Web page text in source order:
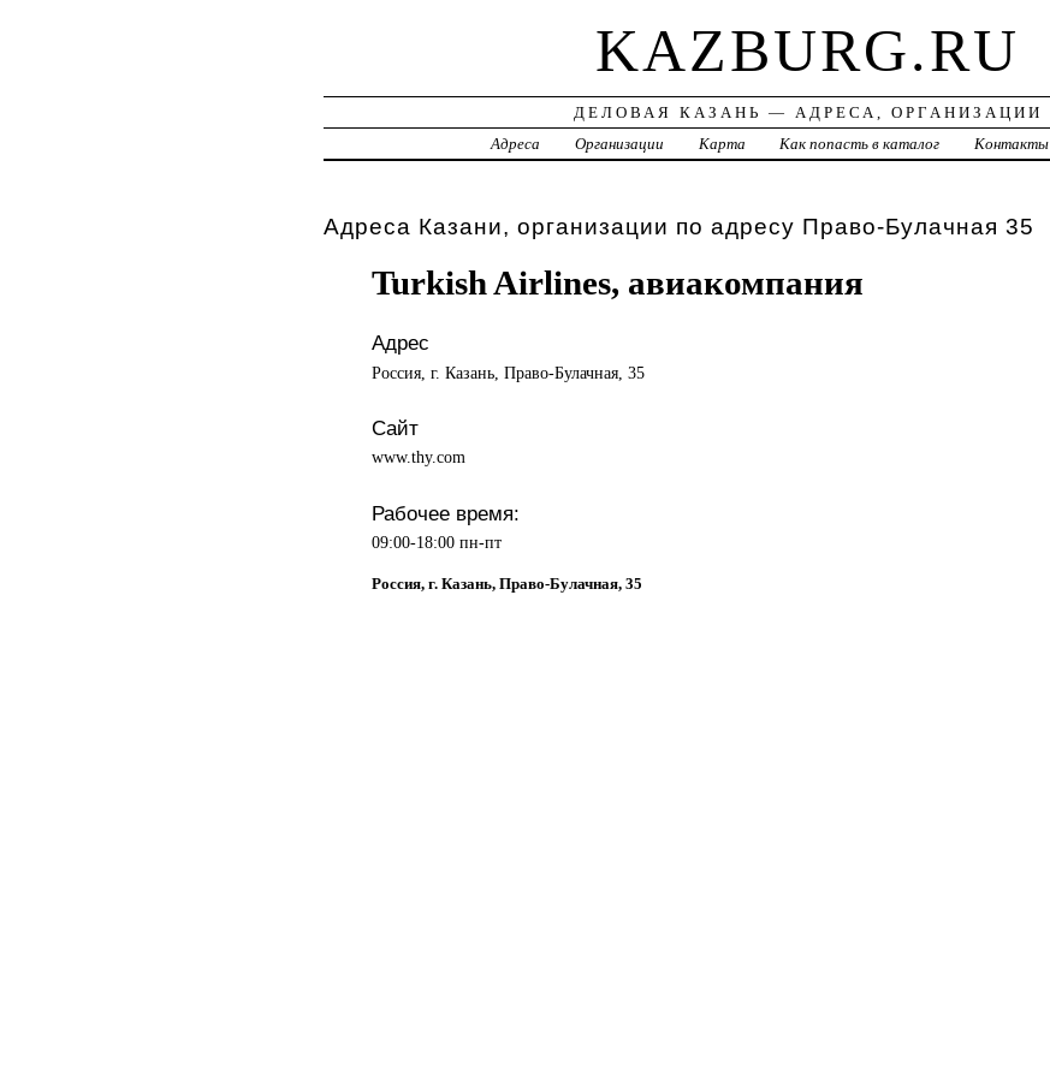
KAZBURG.RU
ДЕЛОВАЯ КАЗАНЬ — АДРЕСА, ОРГАНИЗАЦИИ
Адреса
Организации Карта Как попасть в каталог Контакты
Адреса Казани, организации по адресу Право-Булачная 35
Turkish Airlines, авиакомпания
Адрес
Россия, г. Казань, Право-Булачная, 35
Сайт
www.thy.com
Рабочее время:
09:00-18:00 пн-пт
Россия, г. Казань, Право-Булачная, 35